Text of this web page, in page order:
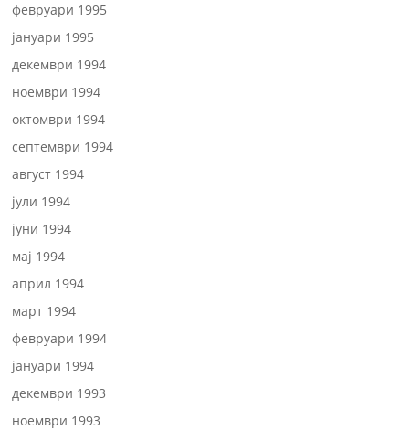
февруари 1995
јануари 1995
декември 1994
ноември 1994
октомври 1994
септември 1994
август 1994
јули 1994
јуни 1994
мај 1994
април 1994
март 1994
февруари 1994
јануари 1994
декември 1993
ноември 1993